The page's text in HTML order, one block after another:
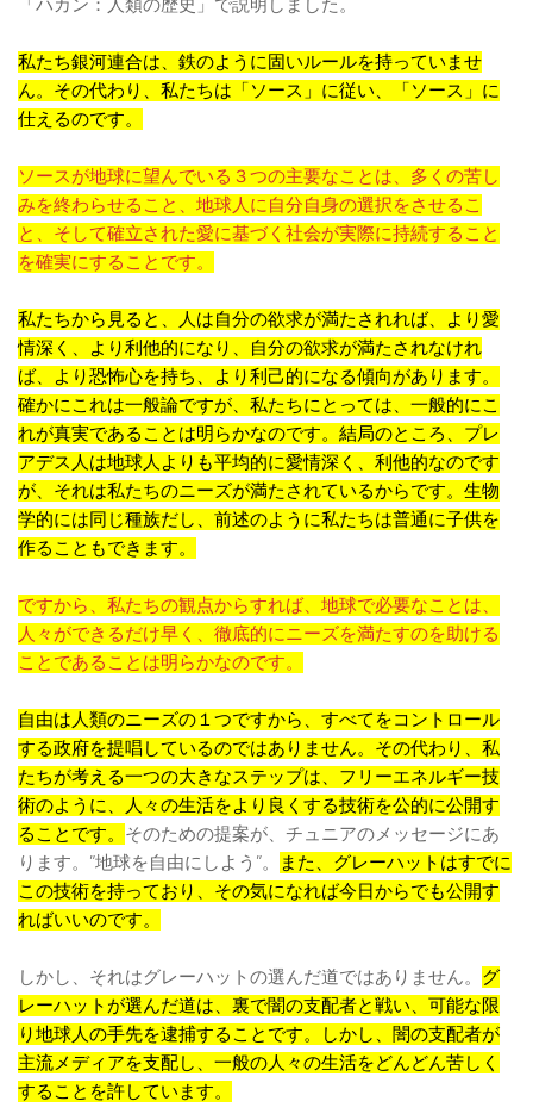
「ハカン：人類の歴史」で説明しました。
私たち銀河連合は、鉄のように固いルールを持っていませ
ん。その代わり、私たちは「ソース」に従い、「ソース」に
仕えるのです。
ソースが地球に望んでいる３つの主要なことは、多くの苦し
みを終わらせること、地球人に自分自身の選択をさせるこ
と、そして確立された愛に基づく社会が実際に持続すること
を確実にすることです。
私たちから見ると、人は自分の欲求が満たされれば、より愛
情深く、より利他的になり、自分の欲求が満たされなけれ
ば、より恐怖心を持ち、より利己的になる傾向があります。
確かにこれは一般論ですが、私たちにとっては、一般的にこ
れが真実であることは明らかなのです。結局のところ、プレ
アデス人は地球人よりも平均的に愛情深く、利他的なのです
が、それは私たちのニーズが満たされているからです。生物
学的には同じ種族だし、前述のように私たちは普通に子供を
作ることもできます。
ですから、私たちの観点からすれば、地球で必要なことは、
人々ができるだけ早く、徹底的にニーズを満たすのを助ける
ことであることは明らかなのです。
自由は人類のニーズの１つですから、すべてをコントロール
する政府を提唱しているのではありません。その代わり、私
たちが考える一つの大きなステップは、フリーエネルギー技
術のように、人々の生活をより良くする技術を公的に公開す
ることです。 そのための提案が、チュニアのメッセージにあ
ります。”地球を自由にしよう”。
また、グレーハットはすでに
この技術を持っており、その気になれば今日からでも公開す
ればいいのです。
しかし、それはグレーハットの選んだ道ではありません。 グ
レーハットが選んだ道は、裏で闇の支配者と戦い、可能な限
り地球人の手先を逮捕することです。しかし、闇の支配者が
主流メディアを支配し、一般の人々の生活をどんどん苦しく
することを許しています。